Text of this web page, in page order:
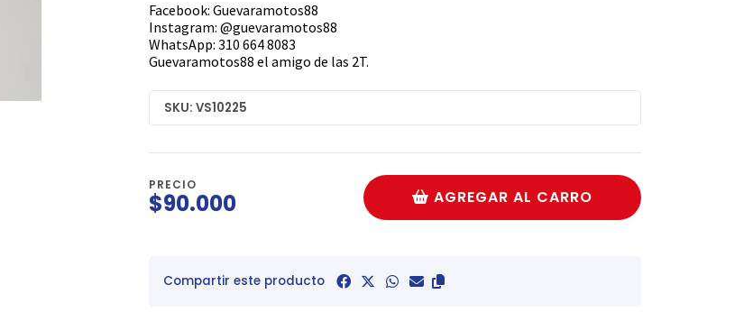
Facebook: Guevaramotos88
Instagram: @guevaramotos88
WhatsApp: 310 664 8083
Guevaramotos88 el amigo de las 2T.
SKU: VS10225
PRECIO
$90.000 AGREGAR AL CARRO
Compartir este producto